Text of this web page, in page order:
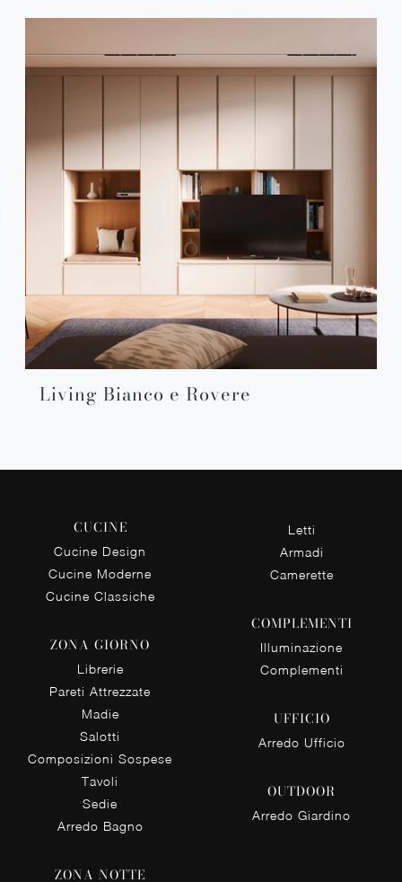
Living Bianco e Rovere
CUCINE
Cucine Design
Cucine Moderne
Cucine Classiche
ZONA GIORNO
Librerie
Pareti Attrezzate
Madie
Salotti
Composizioni Sospese
Tavoli
Sedie
Arredo Bagno
ZONA NOTTE
Letti
Armadi
Camerette
COMPLEMENTI
Illuminazione
Complementi
UFFICIO
Arredo Ufficio
OUTDOOR
Arredo Giardino